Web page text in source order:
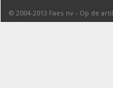
© 2004-2013 Faes nv - Op de